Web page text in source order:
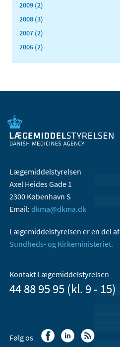
2009 (2)
2008 (3)
2007 (2)
2006 (2)
Lægemiddelstyrelsen
Axel Heides Gade 1
2300 København S
Email: dkma@dkma.dk
Lægemiddelstyrelsen er en del af
Sundheds- og Kirkeministeriet.
Kontakt Lægemiddelstyrelsen
44 88 95 95 (kl. 9 - 15)
Følg os